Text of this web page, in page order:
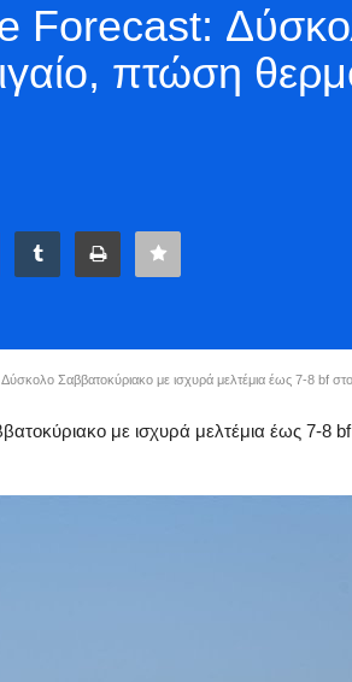
πτώση
Σαββατοκύριακο με ισχυρά μελτέμια έως 7-8 bf στο
με ισχυρά μελτέμια έως 7-8